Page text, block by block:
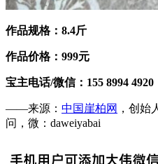
作品规格：8.4斤
作品价格：999元
宝主电话/微信：155 8994 4920
——来源： 中国崖柏网 ，创始
问，微：daweiyabai